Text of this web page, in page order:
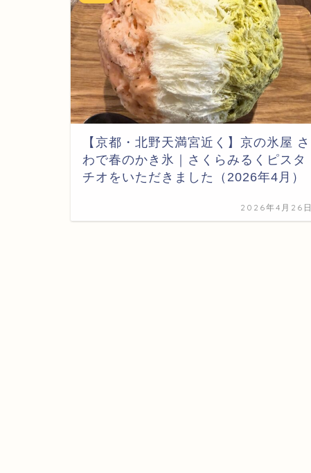
【京都・北野天満宮近く】京の氷屋 さ
わで春のかき氷｜さくらみるくピスタ
チオをいただきました（2026年4月）
2026年4月26日